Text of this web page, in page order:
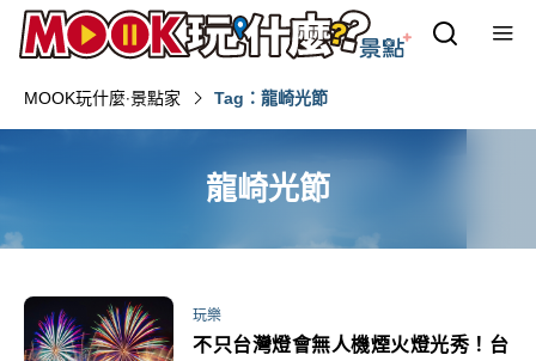
MOOK玩什麼‧景點家 Tag：龍崎光節
龍崎光節
玩樂
不只台灣燈會無人機煙火燈光秀！台